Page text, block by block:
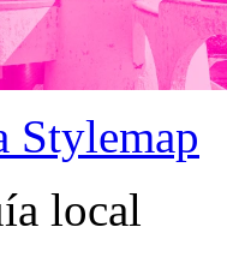
Stylemap
local